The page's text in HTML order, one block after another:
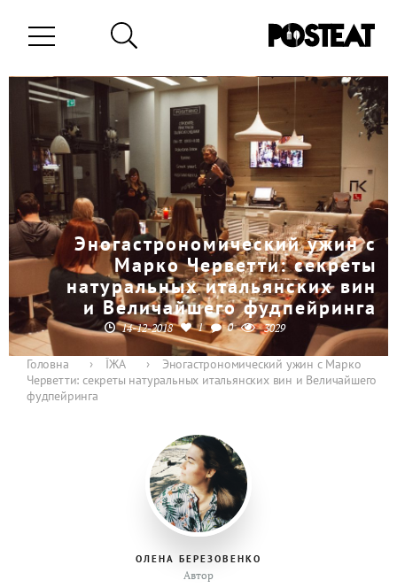
Эногастрономический ужин с
Марко Черветти: секреты
натуральных итальянских вин
и Величайшего фудпейринга
14-12-2018 1 0 3029
Головна › ЇЖА ›
Эногастрономический ужин с Марко
Черветти: секреты натуральных итальянских вин и Величайшего
фудпейринга
ОЛЕНА БЕРЕЗОВЕНКО
Автор